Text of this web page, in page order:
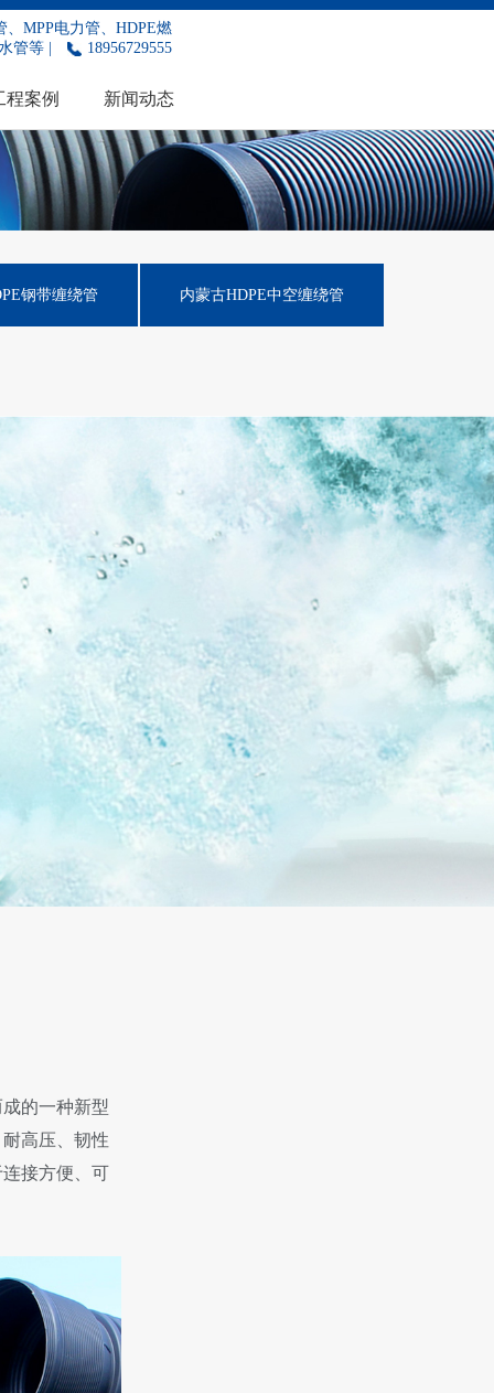
MPP电力管、HDPE燃
管等 |
18956729555
程案例 新闻动态
钢带缠绕管 内蒙古HDPE中空缠绕管
的一种新型
高压、韧性
接方便、可